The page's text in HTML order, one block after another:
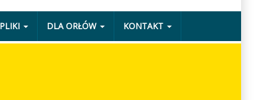
PLIKI DLA ORŁÓW KONTAKT